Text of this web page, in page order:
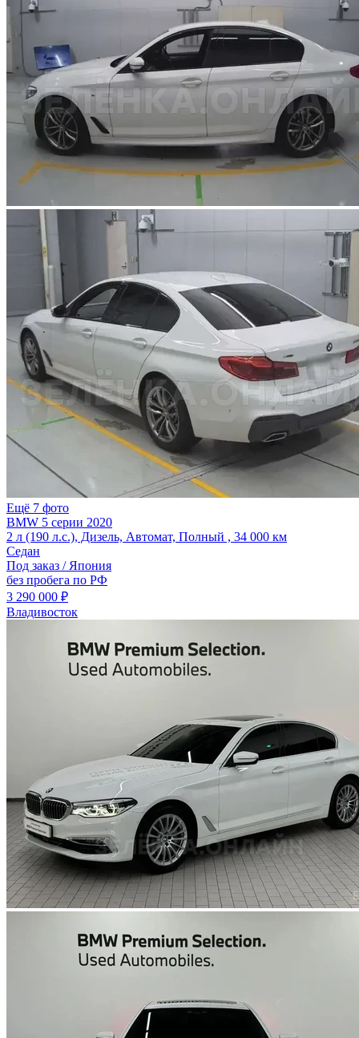
Ещё 7 фото
BMW 5 серии 2020
2 л (190 л.с.), Дизель, Автомат, Полный , 34 000 км
Седан
Под заказ / Япония
без пробега по РФ
3 290 000 ₽
Владивосток